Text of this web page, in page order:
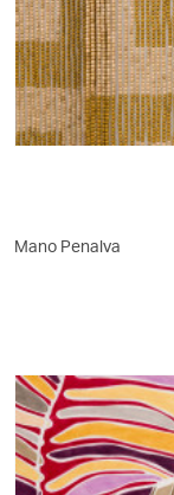
Mano Penalva